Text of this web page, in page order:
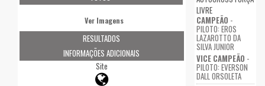
Ver Imagens
RESULTADOS
INFORMAÇÕES ADICIONAIS
Site
LIVRE
CAMPEÃO -
PILOTO: EROS
LAZAROTTO DA
SILVA JUNIOR
VICE CAMPEÃO -
PILOTO: EVERSON
DALL ORSOLETA